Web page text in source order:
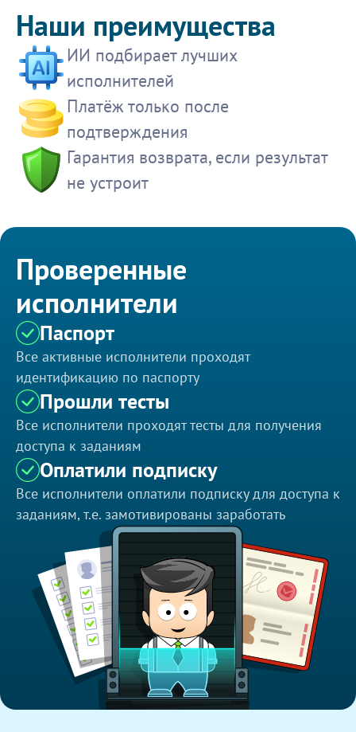
Наши преимущества
ИИ подбирает лучших
исполнителей
Платёж только после
подтверждения
Гарантия возврата, если результат
не устроит
Проверенные
исполнители
Паспорт
Все активные исполнители проходят
идентификацию по паспорту
Прошли тесты
Все исполнители проходят тесты для получения
доступа к заданиям
Оплатили подписку
Все исполнители оплатили подписку для доступа к
заданиям, т.е. замотивированы заработать